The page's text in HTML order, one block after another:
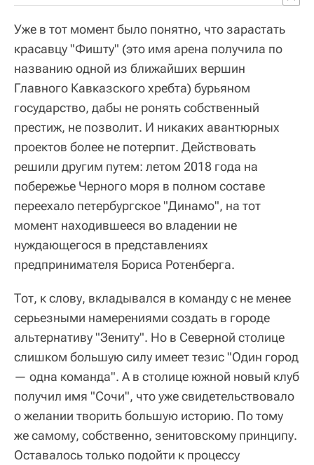
Уже в тот момент было понятно, что зарастать
красавцу "Фишту" (это имя арена получила по
названию одной из ближайших вершин
Главного Кавказского хребта) бурьяном
государство, дабы не ронять собственный
престиж, не позволит. И никаких авантюрных
проектов более не потерпит. Действовать
решили другим путем: летом 2018 года на
побережье Черного моря в полном составе
переехало петербургское "Динамо", на тот
момент находившееся во владении не
нуждающегося в представлениях
предпринимателя Бориса Ротенберга.
Тот, к слову, вкладывался в команду с не менее
серьезными намерениями создать в городе
альтернативу "Зениту". Но в Северной столице
слишком большую силу имеет тезис "Один город
— одна команда". А в столице южной новый клуб
получил имя "Сочи", что уже свидетельствовало
о желании творить большую историю. По тому
же самому, собственно, зенитовскому принципу.
Оставалось только подойти к процессу